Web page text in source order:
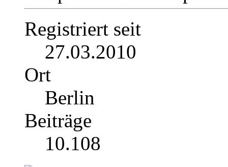
Registriert seit
27.03.2010
Ort
Berlin
Beiträge
10.108